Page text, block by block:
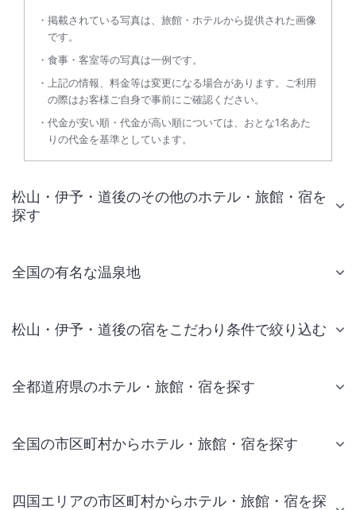
掲載されている写真は、旅館・ホテルから提供された画像
です。
食事・客室等の写真は一例です。
上記の情報、料金等は変更になる場合があります。ご利用
の際はお客様ご自身で事前にご確認ください。
代金が安い順・代金が高い順については、おとな1名あた
りの代金を基準としています。
松山・伊予・道後のその他のホテル・旅館・宿を
探す
全国の有名な温泉地
松山・伊予・道後の宿をこだわり条件で絞り込む
全都道府県のホテル・旅館・宿を探す
全国の市区町村からホテル・旅館・宿を探す
四国エリアの市区町村からホテル・旅館・宿を探